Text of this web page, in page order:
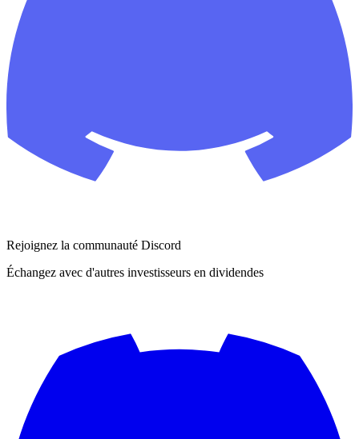
Rejoignez la communauté Discord
Échangez avec d'autres investisseurs en dividendes